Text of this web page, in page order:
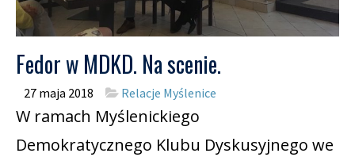
Fedor w MDKD. Na scenie.
27 maja 2018 Relacje Myślenice
W ramach Myślenickiego
Demokratycznego Klubu Dyskusyjnego we